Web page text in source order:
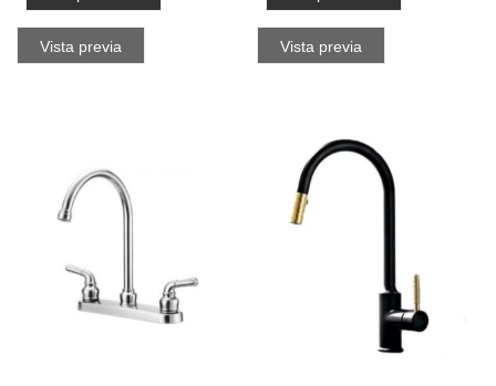
Vista previa Vista previa